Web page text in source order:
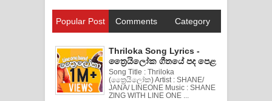
Popular Post Comments Category
Thriloka Song Lyrics -
ත්‍රෛයිලෝක ගීතයේ පද පෙළ
Song Title : Thriloka
(ත්‍රෛයිලෝක) Artist : SHANE/
JANA/ LINEONE Music : SHANE
ZING WITH LINE ONE ...